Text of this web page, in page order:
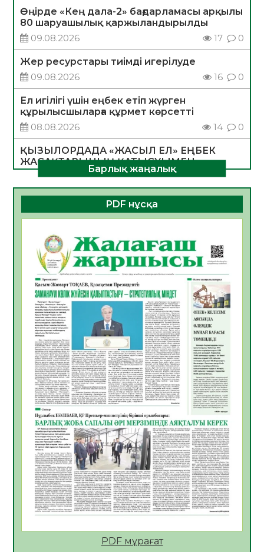
Өңірде «Кең дала-2» бағдарламасы арқылы
80 шаруашылық қаржыландырылды
09.08.2026
17 0
Жер ресурстары тиімді игерілуде
09.08.2026
16 0
Ел игілігі үшін еңбек етіп жүрген
құрылысшыларға құрмет көрсетті
08.08.2026
14 0
ҚЫЗЫЛОРДАДА «ЖАСЫЛ ЕЛ» ЕҢБЕК
ЖАСАҚТАРЫНЫҢ ҚАТЫСУЫМЕН
ЭКОЛОГИЯЛЫҚ СЕНБІЛІК ӨТТІ
08.08.2026
14 0
Білім гранты иегерлерінің тізімі шықты
Қазақстандықтар Құрылтай сайлауынан
жақсылық күтеді – қоғамдық пікір зерттеуі
07.08.2026
14
«Дауыс беру учаскесін қалай табуға
болады?»
07.08.2026
14
ҚҰРЫЛТАЙ САЙЛАУЫ – БІРЛІК ПЕН
БЕЛСЕНДІЛІКТІҢ БЕЛГІСІ
07.08.2026
53
5547 әскери бөлімінде «Алғашқы қызмет
күні» іс-шарасы өтті
07.08.2026
48
Қаржылық сауаттылықты арттыруға
бағытталған кездесу өтті
07.08.2026
51
ҚҰРЫЛТАЙ САЙЛАУЫ – ЕЛ БОЛАШАҒЫ
ҮШІН ЖАУАПТЫ ҚАДАМ
Барлық жаңалық
PDF нұсқа
PDF мұрағат